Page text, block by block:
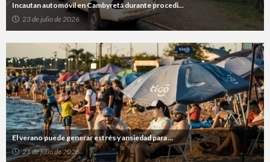
Incautan automóvil en Cambyretá durante procedi...
23 de julio de 2026
El verano puede generar estrés y ansiedad para ...
21 de julio de 2026